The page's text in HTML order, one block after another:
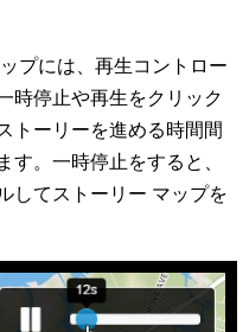
プには、再生コントロー
時停止や再生をクリック
トーリーを進める時間間
す。一時停止をすると、
してストーリー マップを